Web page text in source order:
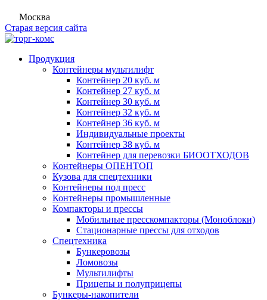
Москва
Старая версия сайта
Продукция
Контейнеры мультилифт
Контейнер 20 куб. м
Контейнер 27 куб. м
Контейнер 30 куб. м
Контейнер 32 куб. м
Контейнер 36 куб. м
Индивидуальные проекты
Контейнер 38 куб. м
Контейнер для перевозки БИООТХОДОВ
Контейнеры ОПЕНТОП
Кузова для спецтехники
Контейнеры под пресс
Контейнеры промышленные
Компакторы и прессы
Мобильные пресскомпакторы (Моноблоки)
Стационарные прессы для отходов
Спецтехника
Бункеровозы
Ломовозы
Мультилифты
Прицепы и полуприцепы
Бункеры-накопители